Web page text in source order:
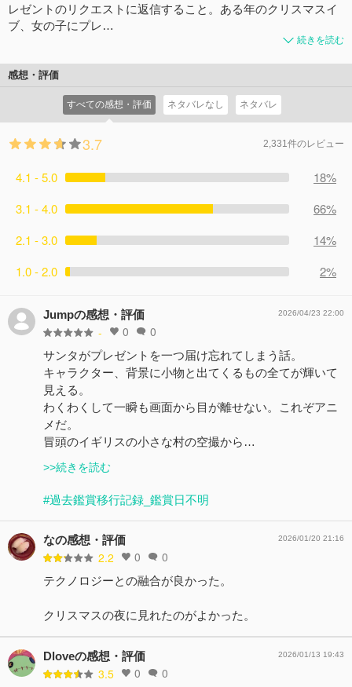
レゼントのリクエストに返信すること。ある年のクリスマスイ
ブ、女の子にプレ…
続きを読む
感想・評価
すべての感想・評価 ネタバレなし ネタバレ
3.7 2,331件のレビュー
4.1 - 5.0
18%
3.1 - 4.0
66%
2.1 - 3.0
14%
1.0 - 2.0
2%
Jumpの感想・評価
- 0 0
2026/04/23 22:00
サンタがプレゼントを一つ届け忘れてしまう話。
キャラクター、背景に小物と出てくるもの全てが輝いて
見える。
わくわくして一瞬も画面から目が離せない。これぞアニ
メだ。
冒頭のイギリスの小さな村の空撮から…
>>続きを読む
#過去鑑賞移行記録_鑑賞日不明
なの感想・評価
2.2 0 0
2026/01/20 21:16
テクノロジーとの融合が良かった。
クリスマスの夜に見れたのがよかった。
Dloveの感想・評価
3.5 0 0
2026/01/13 19:43